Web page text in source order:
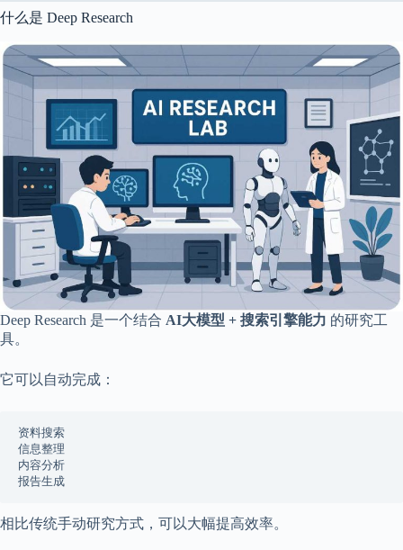
A
d
d
r
e
s
0
4
N
o
r
t
h
C
a
d
a
l
.
D
o
r
h
e
什么是 Deep Research
Deep Research 是一个结合 AI大模型 + 搜索引擎能力 的研究工
具。
它可以自动完成：
资料搜索
信息整理
内容分析
报告生成
相比传统手动研究方式，可以大幅提高效率。